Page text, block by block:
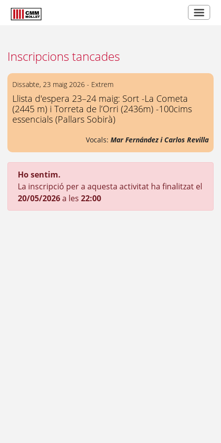
Inscripcions tancades
Dissabte, 23 maig 2026 - Extrem
Llista d'espera 23–24 maig: Sort -La Cometa
(2445 m) i Torreta de l’Orri (2436m) -100cims
essencials (Pallars Sobirà)
Vocals: Mar Fernández i Carlos Revilla
Ho sentim.
La inscripció per a aquesta activitat ha finalitzat el
20/05/2026a les 22:00